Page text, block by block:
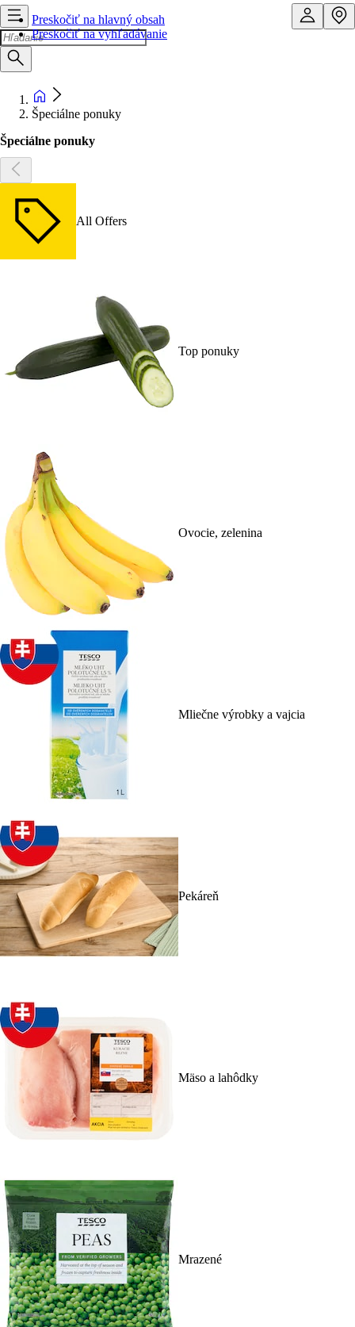
Preskočiť na hlavný obsah
Preskočiť na vyhľadávanie
Špeciálne ponuky
Špeciálne ponuky
All Offers
Top ponuky
Ovocie, zelenina
Mliečne výrobky a vajcia
Pekáreň
Mäso a lahôdky
Mrazené